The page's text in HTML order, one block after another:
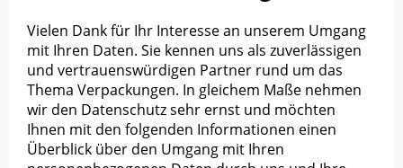
Vielen Dank für Ihr Interesse an unserem Umgang
mit Ihren Daten. Sie kennen uns als zuverlässigen
und vertrauenswürdigen Partner rund um das
Thema Verpackungen. In gleichem Maße nehmen
wir den Datenschutz sehr ernst und möchten
Ihnen mit den folgenden Informationen einen
Überblick über den Umgang mit Ihren